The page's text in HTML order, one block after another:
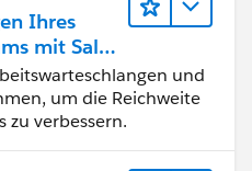
Ihres
mit Sales
und
um die Reichweite
zu verbessern.